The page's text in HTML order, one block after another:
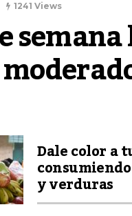
1241 Views
Dale color a
y verduras